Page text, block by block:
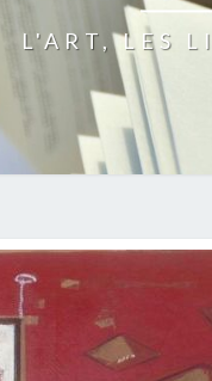
L'ART, LES